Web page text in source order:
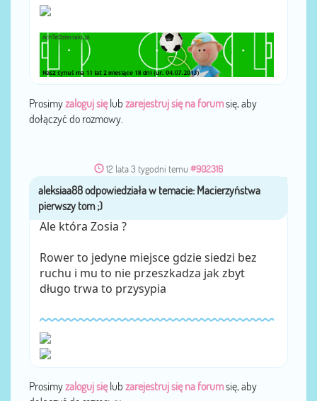
Prosimyzaloguj sięlub zarejestruj się na forumsię, aby
dołączyć do rozmowy.
12 lata 3 tygodni temu #902316
przezaleksiaa88
Ale która Zosia ?
Rower to jedyne miejsce gdzie siedzi bez
ruchu i mu to nie przeszkadza jak zbyt
długo trwa to przysypia
Prosimyzaloguj sięlub zarejestruj się na forumsię, aby